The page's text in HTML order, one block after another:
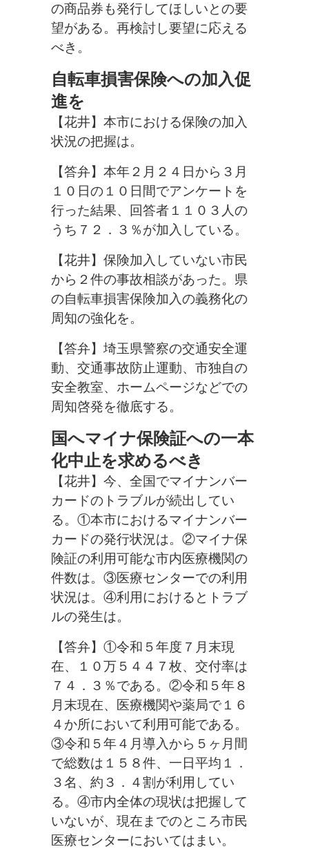
の商品券も発行してほしいとの要
望がある。再検討し要望に応える
べき。
自転車損害保険への加入促
進を
【花井】本市における保険の加入
状況の把握は。
【答弁】本年２月２４日から３月
１０日の１０日間でアンケートを
行った結果、回答者１１０３人の
うち７２．３％が加入している。
【花井】保険加入していない市民
から２件の事故相談があった。県
の自転車損害保険加入の義務化の
周知の強化を。
【答弁】埼玉県警察の交通安全運
動、交通事故防止運動、市独自の
安全教室、ホームページなどでの
周知啓発を徹底する。
国へマイナ保険証への一本
化中止を求めるべき
【花井】今、全国でマイナンバー
カードのトラブルが続出してい
る。①本市におけるマイナンバー
カードの発行状況は。②マイナ保
険証の利用可能な市内医療機関の
件数は。③医療センターでの利用
状況は。④利用におけるとトラブ
ルの発生は。
【答弁】①令和５年度７月末現
在、１０万５４４７枚、交付率は
７４．３％である。 ②令和５年８
月末現在、医療機関や薬局で１６
４か所において利用可能である。
③令和５年４月導入から５ヶ月間
で総数は１５８件、一日平均１．
３名、約３．４割が利用してい
る。④市内全体の現状は把握して
いないが、現在までのところ市民
医療センターにおいてはまい。